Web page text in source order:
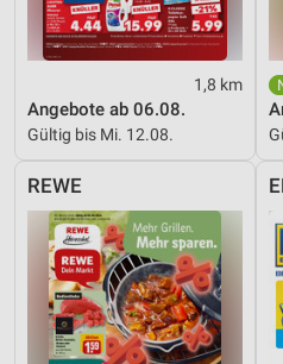
1,8 km
Angebote ab 06.08.
Gültig bis Mi. 12.08.
REWE
Analyse von Zielgruppen durch
Kombinationen von Daten aus
Entwicklung und Verbesserung
Inhalten
IAB-Besonderheiten:
Verwendung genauer
Geräte anhand von aktiv
Informationen identifizieren